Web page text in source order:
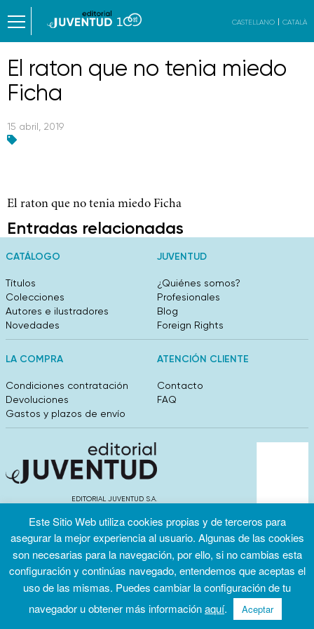
CASTELLANO CATALÀ
El raton que no tenia miedo
Ficha
15 abril, 2019
El raton que no tenia miedo Ficha
Entradas relacionadas
CATÁLOGO
Títulos
Colecciones
Autores e ilustradores
Novedades
JUVENTUD
¿Quiénes somos?
Profesionales
Blog
Foreign Rights
LA COMPRA
Condiciones contratación
Devoluciones
Gastos y plazos de envío
ATENCIÓN CLIENTE
Contacto
FAQ
EDITORIAL JUVENTUD S.A.
info@editorialjuventud.es
(+34) 93 444 18 00
Condiciones
Política de
Política de
Este Sitio Web utiliza cookies propias y de terceros para
asegurar la mejor experiencia al usuario. Algunas de las cookies
son necesarias para la navegación, por ello, si no cambias esta
configuración y continúas navegado, entendemos que aceptas el
uso de las mismas. Puedes cambiar la configuración de tu
navegador u obtener más informaciónaquí. Aceptar